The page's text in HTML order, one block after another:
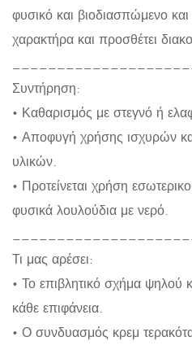
φυσικό και βιοδιασπώμενο και
χαρακτήρα και προσθέτει
Συντήρηση:
• Καθαρισμός με στεγνό ή
• Αποφυγή χρήσης ισχυρών
υλικών.
• Προτείνεται χρήση
φυσικά λουλούδια με νερό.
Τι μας αρέσει:
• Το επιβλητικό σχήμα ψηλού
κάθε επιφάνεια.
• Ο συνδυασμός κρεμ